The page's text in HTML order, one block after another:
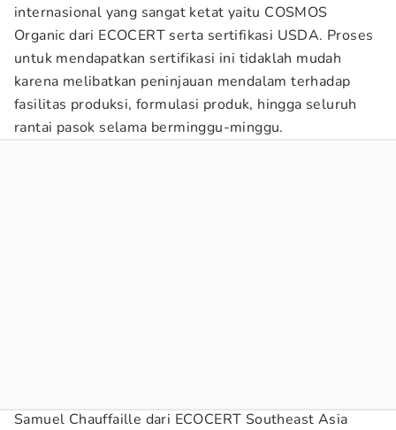
internasional yang sangat ketat yaitu COSMOS
Organic dari ECOCERT serta sertifikasi USDA. Proses
untuk mendapatkan sertifikasi ini tidaklah mudah
karena melibatkan peninjauan mendalam terhadap
fasilitas produksi, formulasi produk, hingga seluruh
rantai pasok selama berminggu-minggu.
Samuel Chauffaille dari ECOCERT Southeast Asia